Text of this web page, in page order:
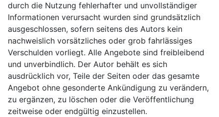
durch die Nutzung fehlerhafter und unvollständiger
Informationen verursacht wurden sind grundsätzlich
ausgeschlossen, sofern seitens des Autors kein
nachweislich vorsätzliches oder grob fahrlässiges
Verschulden vorliegt. Alle Angebote sind freibleibend
und unverbindlich. Der Autor behält es sich
ausdrücklich vor, Teile der Seiten oder das gesamte
Angebot ohne gesonderte Ankündigung zu verändern,
zu ergänzen, zu löschen oder die Veröffentlichung
zeitweise oder endgültig einzustellen.